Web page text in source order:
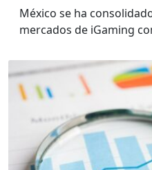
México se ha
mercados de iGaming